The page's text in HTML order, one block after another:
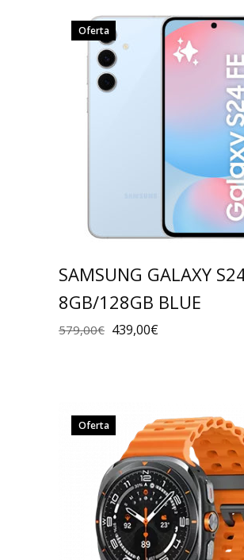
Oferta
SAMSUNG GALAXY
8GB/128GB BLUE
579,00€ 439,00€
Oferta